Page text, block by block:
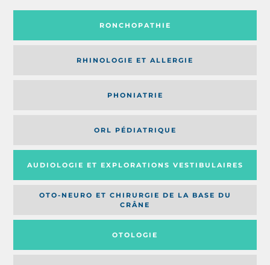
RONCHOPATHIE
RHINOLOGIE ET ALLERGIE
PHONIATRIE
ORL PÉDIATRIQUE
AUDIOLOGIE ET EXPLORATIONS VESTIBULAIRES
OTO-NEURO ET CHIRURGIE DE LA BASE DU
CRÂNE
OTOLOGIE